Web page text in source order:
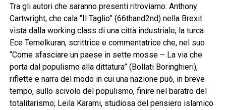
Tra gli autori che saranno presenti ritroviamo: Anthony
Cartwright, che cala “Il Taglio” (66thand2nd) nella Brexit
vista dalla working class di una città industriale; la turca
Ece Temelkuran, scrittrice e commentatrice che, nel suo
“Come sfasciare un paese in sette mosse – La via che
porta dal populismo alla dittatura” (Bollati Boringhieri),
riflette e narra del modo in cui una nazione può, in breve
tempo, sullo scivolo del populismo, finire nel baratro del
totalitarismo; Leila Karami, studiosa del pensiero islamico